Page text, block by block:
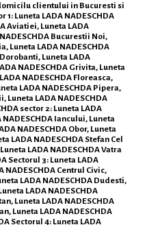
clientului in Bucuresti si
1: Luneta LADA NADESCHDA
Aviatiei, Luneta LADA
Bucurestii Noi,
Luneta LADA NADESCHDA
Luneta LADA
NADESCHDA Grivita, Luneta
NADESCHDA Floreasca,
LADA NADESCHDA Pipera,
Luneta LADA NADESCHDA
sector 2: Luneta LADA
NADESCHDA Iancului, Luneta
NADESCHDA Obor, Luneta
LADA NADESCHDA Stefan Cel
LADA NADESCHDA Vatra
Sectorul 3: Luneta LADA
NADESCHDA Centrul Civic,
LADA NADESCHDA Dudesti,
LADA NADESCHDA
Luneta LADA NADESCHDA
Luneta LADA NADESCHDA
Sectorul 4: Luneta LADA